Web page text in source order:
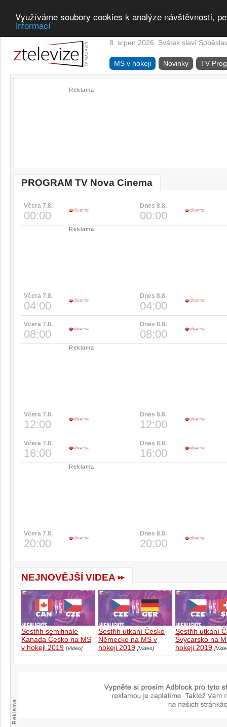
Využíváme soubory cookies k analýze návštěvnosti,
informací
8. srpen 2026. Svátek slaví
MS v hokeji Novinky TV
Reklama
PROGRAM TV Nova Cinema
Včera 7.8.
00:00
Dnes 8.8.
00:00
Reklama
Včera 7.8.
04:00
Dnes 8.8.
04:00
Včera 7.8.
08:00
Dnes 8.8.
08:00
Reklama
Včera 7.8.
12:00
Dnes 8.8.
12:00
Včera 7.8.
16:00
Dnes 8.8.
16:00
Reklama
Včera 7.8.
20:00
Dnes 8.8.
20:00
NEJNOVĚJŠÍ VIDEA
Sestřih semifinále
Kanada Česko na MS
v hokeji 2019 [Video]
Sestřih utkání Česko
Německo na MS v
hokeji 2019 [Video]
Sestřih utkání
Švýcarsko na
hokeji 2019
Reklama